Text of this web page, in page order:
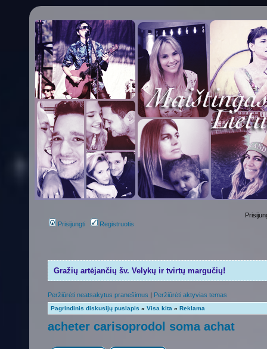
Prisijungti Registruotis
Gražių artėjančių šv. Velykų ir tvirtų margučių!
Peržiūrėti neatsakytus pranešimus | Peržiūrėti aktyvias temas
Pagrindinis diskusijų puslapis » Visa kita » Reklama
acheter carisoprodol soma achat